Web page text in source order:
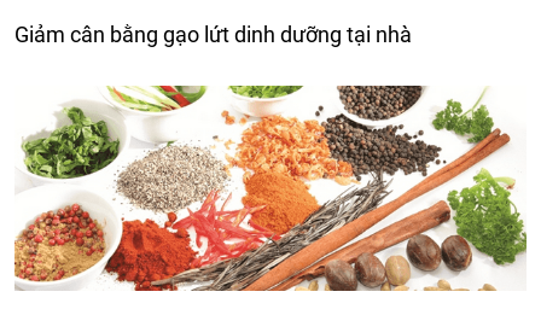
Giảm cân bằng gạo lứt dinh dưỡng tại nhà